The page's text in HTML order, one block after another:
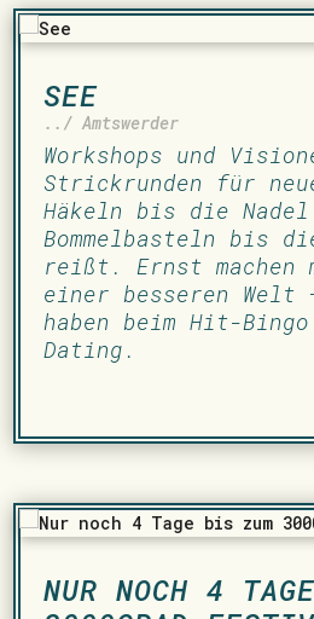
SEE
../ Amtswerder
Workshops und
Strickrunden für
Häkeln bis die
Bommelbasteln bis
reißt. Ernst machen
einer besseren Welt
haben beim Hit-Bingo
Dating.
NUR NOCH 4